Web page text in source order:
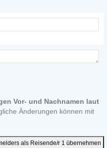
Vor- und Nachnamen laut
Änderungen können mit
als Reisende/r 1 übernehmen